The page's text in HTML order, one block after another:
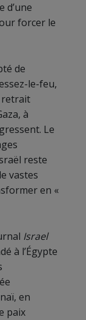
d’une
forcer le
de
le-feu,
retrait
à
Le
reste
vastes
en «
Israel
à l’Égypte
en
paix